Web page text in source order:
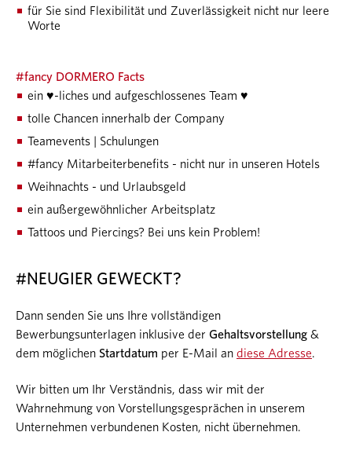
für Sie sind Flexibilität und Zuverlässigkeit nicht nur leere
Worte
#fancy DORMERO Facts
ein ♥-liches und aufgeschlossenes Team ♥
tolle Chancen innerhalb der Company
Teamevents | Schulungen
#fancy Mitarbeiterbenefits - nicht nur in unseren Hotels
Weihnachts - und Urlaubsgeld
ein außergewöhnlicher Arbeitsplatz
Tattoos und Piercings? Bei uns kein Problem!
#NEUGIER GEWECKT?
Dann senden Sie uns Ihre vollständigen
Bewerbungsunterlagen inklusive der Gehaltsvorstellung &
dem möglichen Startdatum per E-Mail an diese Adresse.
Wir bitten um Ihr Verständnis, dass wir mit der
Wahrnehmung von Vorstellungsgesprächen in unserem
Unternehmen verbundenen Kosten, nicht übernehmen.